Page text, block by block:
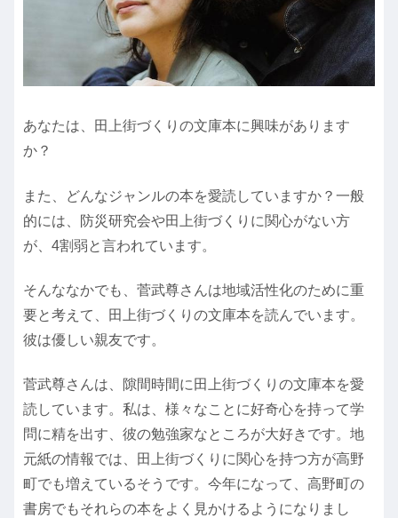
あなたは、田上街づくりの文庫本に興味があります
か？
また、どんなジャンルの本を愛読していますか？一般
的には、防災研究会や田上街づくりに関心がない方
が、4割弱と言われています。
そんななかでも、菅武尊さんは地域活性化のために重
要と考えて、田上街づくりの文庫本を読んでいます。
彼は優しい親友です。
菅武尊さんは、隙間時間に田上街づくりの文庫本を愛
読しています。私は、様々なことに好奇心を持って学
問に精を出す、彼の勉強家なところが大好きです。地
元紙の情報では、田上街づくりに関心を持つ方が高野
町でも増えているそうです。今年になって、高野町の
書房でもそれらの本をよく見かけるようになりまし